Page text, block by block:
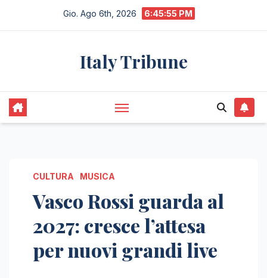
Gio. Ago 6th, 2026 6:45:55 PM
Italy Tribune
CULTURA MUSICA
Vasco Rossi guarda al
2027: cresce l’attesa
per nuovi grandi live